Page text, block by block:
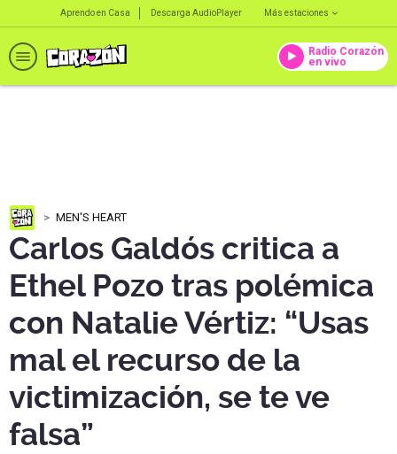
Aprendo en Casa Descarga AudioPlayer Más estaciones
Radio Corazón
en vivo
MEN'S HEART
Carlos Galdós critica a
Ethel Pozo tras polémica
con Natalie Vértiz: “Usas
mal el recurso de la
victimización, se te ve
falsa”